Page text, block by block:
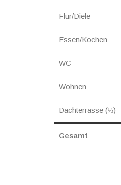
Flur/Diele
Essen/Kochen
WC
Wohnen
Dachterrasse (⅓)
Gesamt